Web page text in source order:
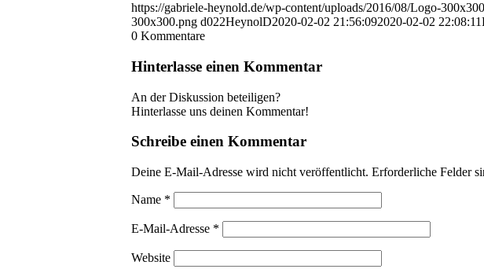
https://gabriele-heynold.de/wp-content/uploads/2016/08/Logo-
300x300.png d022HeynolD2020-02-02 21:56:092020-02-02 22:08:11
0 Kommentare
Hinterlasse einen Kommentar
An der Diskussion beteiligen?
Hinterlasse uns deinen Kommentar!
Schreibe einen Kommentar
Deine E-Mail-Adresse wird nicht veröffentlicht. Erforderliche Felder
Name *
E-Mail-Adresse *
Website